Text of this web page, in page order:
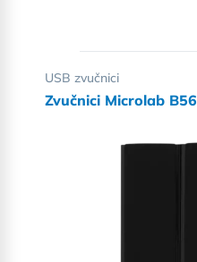
USB zvučnici
Zvučnici Microlab B56